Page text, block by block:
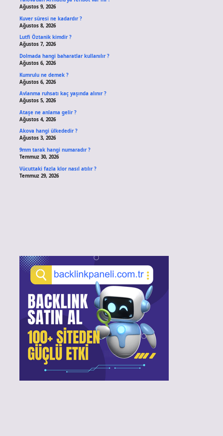
Ağustos 9, 2026
Kuver süresi ne kadardır ?
Ağustos 8, 2026
Lutfi Öztanik kimdir ?
Ağustos 7, 2026
Dolmada hangi baharatlar kullanılır ?
Ağustos 6, 2026
Kumrulu ne demek ?
Ağustos 6, 2026
Avlanma ruhsatı kaç yaşında alınır ?
Ağustos 5, 2026
Ataşe ne anlama gelir ?
Ağustos 4, 2026
Akova hangi ülkededir ?
Ağustos 3, 2026
9mm tarak hangi numaradır ?
Temmuz 30, 2026
Vücuttaki fazla klor nasıl atılır ?
Temmuz 29, 2026